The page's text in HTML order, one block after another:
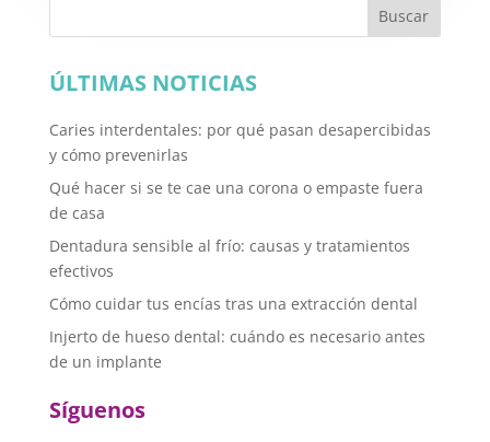
Buscar
ÚLTIMAS NOTICIAS
Caries interdentales: por qué pasan desapercibidas
y cómo prevenirlas
Qué hacer si se te cae una corona o empaste fuera
de casa
Dentadura sensible al frío: causas y tratamientos
efectivos
Cómo cuidar tus encías tras una extracción dental
Injerto de hueso dental: cuándo es necesario antes
de un implante
Síguenos